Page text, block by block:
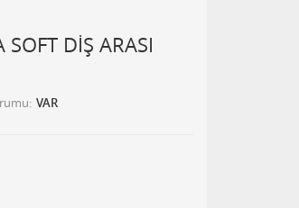
DİŞ ARASI
VAR